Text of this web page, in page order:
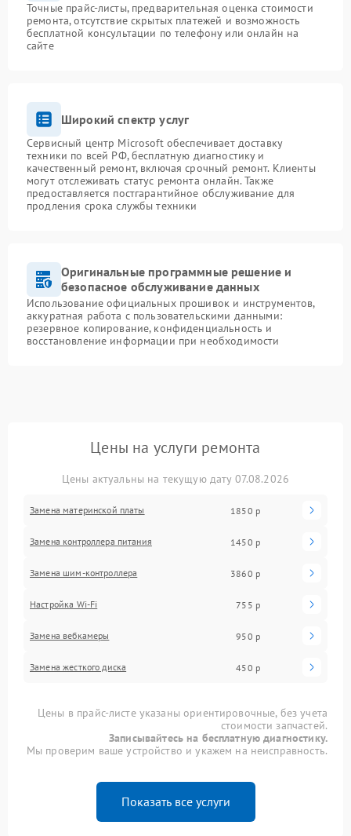
Точные прайс-листы, предварительная оценка стоимости
ремонта, отсутствие скрытых платежей и возможность
бесплатной консультации по телефону или онлайн на
сайте
Широкий спектр услуг
Сервисный центр Microsoft обеспечивает доставку
техники по всей РФ, бесплатную диагностику и
качественный ремонт, включая срочный ремонт. Клиенты
могут отслеживать статус ремонта онлайн. Также
предоставляется постгарантийное обслуживание для
продления срока службы техники
Оригинальные программные решение и
безопасное обслуживание данных
Использование официальных прошивок и инструментов,
аккуратная работа с пользовательскими данными:
резервное копирование, конфиденциальность и
восстановление информации при необходимости
Цены на услуги ремонта
Цены актуальны на текущую дату 07.08.2026
Замена материнской платы 1850 р
Замена контроллера питания 1450 р
Замена шим-контроллера 3860 р
Настройка Wi-Fi 755 р
Замена вебкамеры 950 р
Замена жесткого диска 450 р
Цены в прайс-листе указаны ориентировочные, без учета
стоимости запчастей.
Записывайтесь на бесплатную диагностику.
Мы проверим ваше устройство и укажем на неисправность.
Показать все услуги